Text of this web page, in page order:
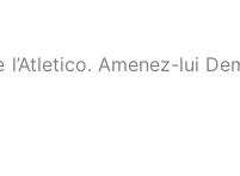
Amenez-lui